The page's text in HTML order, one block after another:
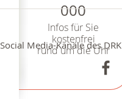
000
Infos für Sie
kostenfrei
rund um die Uhr
Social Media-Kanäle des DRK